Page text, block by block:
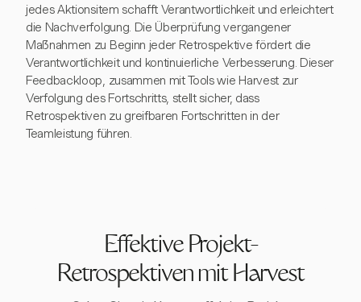
jedes Aktionsitem schafft Verantwortlichkeit und erleichtert
die Nachverfolgung. Die Überprüfung vergangener
Maßnahmen zu Beginn jeder Retrospektive fördert die
Verantwortlichkeit und kontinuierliche Verbesserung. Dieser
Feedbackloop, zusammen mit Tools wie Harvest zur
Verfolgung des Fortschritts, stellt sicher, dass
Retrospektiven zu greifbaren Fortschritten in der
Teamleistung führen.
Effektive Projekt-
Retrospektiven mit Harvest